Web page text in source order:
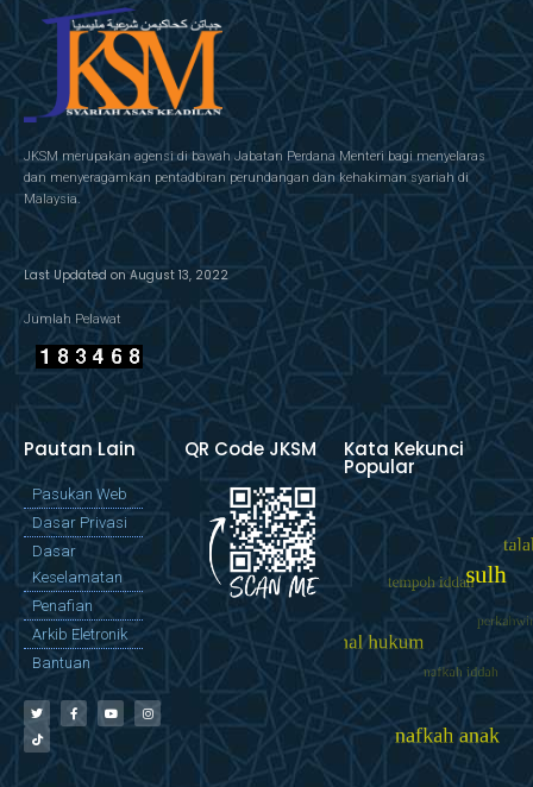
JKSM merupakan agensi di bawah Jabatan Perdana Menteri bagi menyelaras
dan menyeragamkan pentadbiran perundangan dan kehakiman syariah di
Malaysia.
Last Updated on August 13, 2022
Jumlah Pelawat
Pautan Lain
Pasukan Web
Dasar Privasi
Dasar
Keselamatan
Penafian
Arkib Eletronik
Bantuan
QR Code JKSM Kata Kekunci
Popular